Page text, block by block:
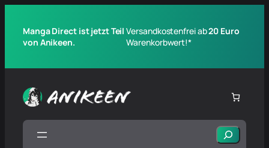
Manga Direct ist jetzt Teil
von Anikeen.
Versandkostenfrei ab20 Euro
Warenkorbwert!*
Suchen